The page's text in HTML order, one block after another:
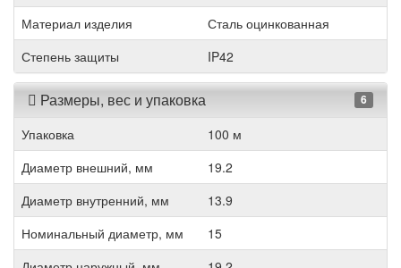
Материал изделия
Сталь оцинкованная
Степень защиты
IP42
Размеры, вес и упаковка 6
Упаковка
100 м
Диаметр внешний, мм
19.2
Диаметр внутренний, мм
13.9
Номинальный диаметр, мм
15